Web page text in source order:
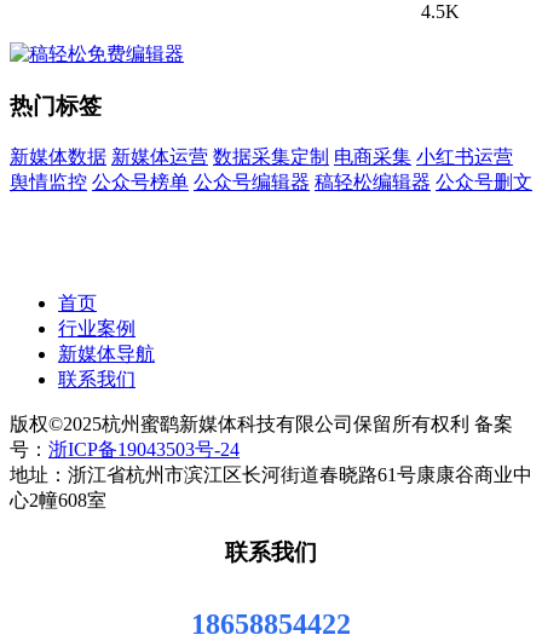
4.5K
热门标签
新媒体数据 新媒体运营 数据采集定制 电商采集 小红书运营
舆情监控 公众号榜单 公众号编辑器 稿轻松编辑器 公众号删文
首页
行业案例
新媒体导航
联系我们
版权©2025杭州蜜鹞新媒体科技有限公司保留所有权利 备案
号： 浙ICP备19043503号-24
地址：浙江省杭州市滨江区长河街道春晓路61号康康谷商业中
心2幢608室
联系我们
18658854422